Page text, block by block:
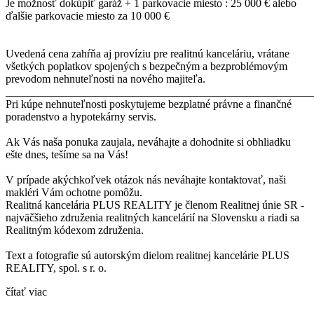
Je možnosť dokúpiť garáž + 1 parkovacie miesto : 25 000 € alebo
ďalšie parkovacie miesto za 10 000 €
Uvedená cena zahŕňa aj províziu pre realitnú kanceláriu, vrátane
všetkých poplatkov spojených s bezpečným a bezproblémovým
prevodom nehnuteľnosti na nového majiteľa.
Pri kúpe nehnuteľnosti poskytujeme bezplatné právne a finančné
poradenstvo a hypotekárny servis.
Ak Vás naša ponuka zaujala, neváhajte a dohodnite si obhliadku
ešte dnes, tešíme sa na Vás!
V prípade akýchkoľvek otázok nás neváhajte kontaktovať, naši
makléri Vám ochotne pomôžu.
Realitná kancelária PLUS REALITY je členom Realitnej únie SR -
najväčšieho združenia realitných kancelárií na Slovensku a riadi sa
Realitným kódexom združenia.
Text a fotografie sú autorským dielom realitnej kancelárie PLUS
REALITY, spol. s r. o.
čítať viac